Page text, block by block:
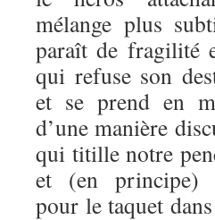
mélange plus
paraît de fragilité
qui refuse son
et se prend en
d’une manière
qui titille notre
et (en principe)
pour le taquet